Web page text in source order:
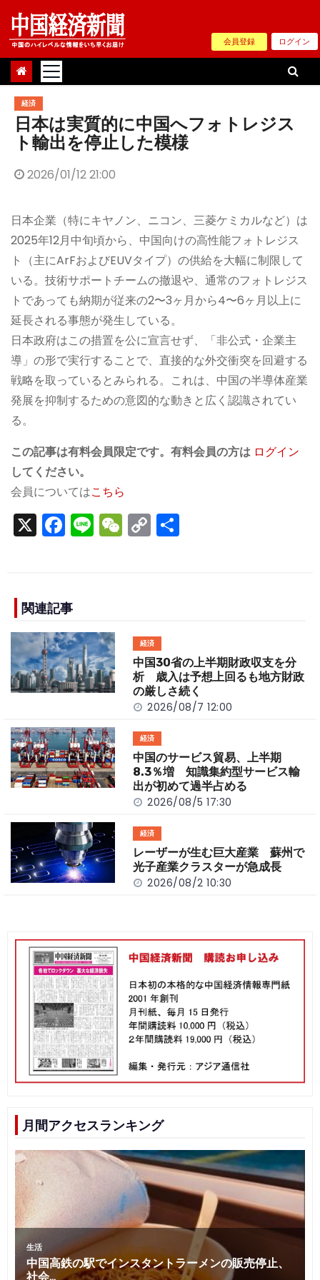
Skip
content
会員登録 ログイン
経済
日本は実質的に中国へフォトレジス
ト輸出を停止した模様
2026/01/12 21:00
日本企業（特にキヤノン、ニコン、三菱ケミカルなど）は
2025年12月中旬頃から、中国向けの高性能フォトレジス
ト（主にArFおよびEUVタイプ）の供給を大幅に制限して
いる。技術サポートチームの撤退や、通常のフォトレジス
トであっても納期が従来の2〜3ヶ月から4〜6ヶ月以上に
延長される事態が発生している。
日本政府はこの措置を公に宣言せず、「非公式・企業主
導」の形で実行することで、直接的な外交衝突を回避する
戦略を取っているとみられる。これは、中国の半導体産業
発展を抑制するための意図的な動きと広く認識されてい
る。
この記事は有料会員限定です。有料会員の方は ログイン
してください。
会員についてはこちら
X F
a
e
b
o
o
k
Li
n
W
e
C
o
n
k
関連記事
経済
中国30省の上半期財政収支を分
析 歳入は予想上回るも地方財政
の厳しさ続く
2026/08/7 12:00
経済
中国のサービス貿易、上半期
8.3％増 知識集約型サービス輸
出が初めて過半占める
2026/08/5 17:30
経済
レーザーが生む巨大産業 蘇州で
光子産業クラスターが急成長
2026/08/2 10:30
月間アクセスランキング